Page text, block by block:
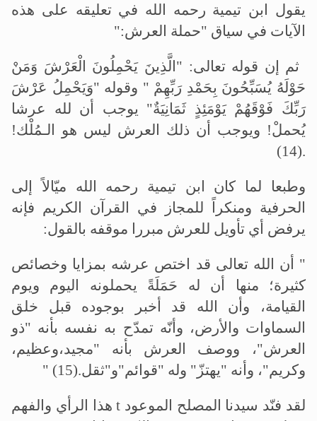
يقول ابن تيمية رحمه الله في تعليقه على هذه
الآيات في سياق "حملة العرش":
ثم إن قوله تعالى: "الَّذِينَ يَحْمِلُونَ الْعَرْشَ وَمَنْ
حَوْلَهُ يُسَبِّحُونَ بِحَمْدِ رَبِّهِمْ " وقوله "وَيَحْمِلُ عَرْشَ
رَبِّكَ فَوْقَهُمْ يَوْمَئِذٍ ثَمَانِيَةٌ" يوجب أن لله عرشا
يُحملْ! ويوجب أن ذلك العرش ليس هو الـمُلْك!
(14).
وطبعا لما كان ابن تيمية رحمه الله ميّالاً إلى
الحرفية ومنكراً للمجاز في القرآن الكريم فإنه
يرفض أي تأويل للعرش مبررا موقفه بالقول:
"
أن الله تعالى قد اختص عرشه بمزايا وخصائص
كثيرة؛ منها أن له حَمَلَةً يحملونه اليوم ويوم
القيامة، وأن الله قد أخبر بوجوده قبل خلق
السماوات والأرض، وأنّه تمدّح به نفسه بأنه "ذو
العرش"، ووصف العرش بأنه "مجيد،وعظيم،
وكريم"، وأنه "يهتزّ" وله "قوائم"و"ثقل" (15).
لقد فنّد سيدنا المصلح الموعود t هذا الرأي والفهم